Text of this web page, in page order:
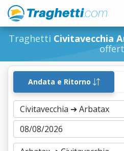
Traghetti Civitavecchia
Andata e Ritorno